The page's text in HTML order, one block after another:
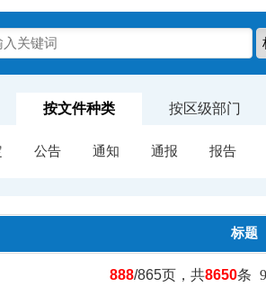
按文件种类 按区级部门
公告 通知 通报 报告
标题
888/865页，共8650条 9